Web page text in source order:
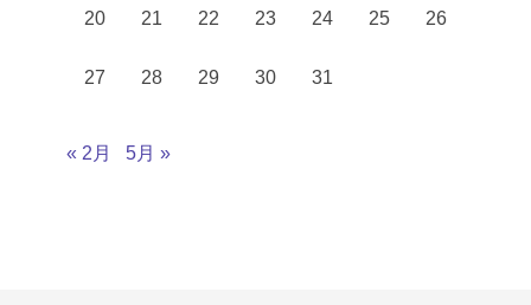
20 21 22 23 24 25 26
27 28 29 30 31
« 2月 5月 »